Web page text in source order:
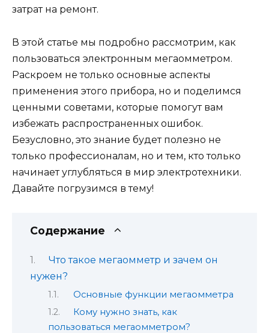
затрат на ремонт.
В этой статье мы подробно рассмотрим, как
пользоваться электронным мегаомметром.
Раскроем не только основные аспекты
применения этого прибора, но и поделимся
ценными советами, которые помогут вам
избежать распространенных ошибок.
Безусловно, это знание будет полезно не
только профессионалам, но и тем, кто только
начинает углубляться в мир электротехники.
Давайте погрузимся в тему!
Содержание
Что такое мегаомметр и зачем он
нужен?
Основные функции мегаомметра
Кому нужно знать, как
пользоваться мегаомметром?